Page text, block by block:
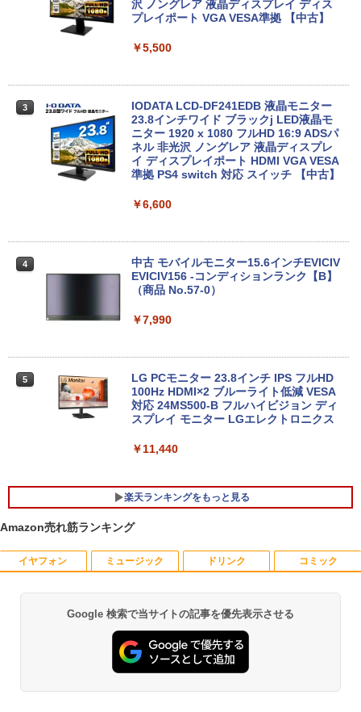
937/Celeron 3865U/メモリ:4GB/8GB/S
SD:128GB/256GB/512GB/1TB/13.3型/
パソコン/モバイルPC/Windows11
【2in1 タブレット PC フル】高性能 富士
通 ARROWS Tab R727 第7世代 Core i5
12.5型 WEBカメラ Windows11 搭載 モ
バイル PC メモリ 4GB ストレージ 128G
3.0 パソコン 中古PC 中古ノートパソコ
￥12,999
古ノートパソコン 第8世代 Core i5 Wind
ルチ NEC VersaPro VKT16X-2 初期設定
済 すぐ使える 90日保証 送料無料
￥21,980
579/749 Windows11 第八世代Corei5 1
5.6型大画面 メモリ8GB 秒速起動新品SS
べる】ノートパソコン オフィス付き Mic
料無料
Windows11 | デスクトップ | 一年保証 |
￥15,000
NEC MRM29/L-5 PC-MRM29LZ6ACS5
SSD) DisplayPort x2/アナログRGB出力
￥27,000
【期間限定P15倍+最大10%OFFクーポ
送料無料 中古デスクトップパソコン 中古
パソコン デスクトップパソコン デスクト
ップ PC OFFICE付き
沢 ノングレア 液晶ディスプレイ ディス
プレイポート VGA VESA準拠 【中古】
￥5,500
3
IODATA LCD-DF241EDB 液晶モニター
23.8インチワイド ブラックj LED液晶モ
ニター 1920 x 1080 フルHD 16:9 ADSパ
ネル 非光沢 ノングレア 液晶ディスプレ
イ ディスプレイポート HDMI VGA VESA
準拠 PS4 switch 対応 スイッチ 【中古】
￥6,600
4
中古 モバイルモニター15.6インチEVICIV
EVICIV156 -コンディションランク【B】
（商品 No.57-0）
￥7,990
5
LG PCモニター 23.8インチ IPS フルHD
100Hz HDMI×2 ブルーライト低減 VESA
対応 24MS500-B フルハイビジョン ディ
スプレイ モニター LGエレクトロニクス
￥11,440
楽天ランキングをもっと見る
1
夢をかなえるゾウ 子ども版1 おかしな
也 ]
Amazon売れ筋ランキング
イヤフォン
Anker Soundcore P40i オフホワイト
￥7,990
ミュージック
BRUCE WAYNE feat. Flo Milli, ATL Jacob
[Explicit]
￥250
ドリンク
【Amazon.co.jp限定】 い・ろ・は・す 2L P
ET ラベルレス ×8本
￥1,112
コミック
薬屋のひとりごと 17巻 (デジタル版ビッグガ
ンガンコミックス)
￥770
Google 検索で当サイトの記事を優先表示させる